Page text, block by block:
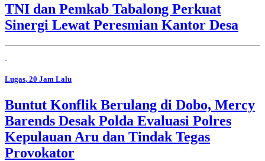
TNI dan Pemkab Tabalong Perkuat
Sinergi Lewat Peresmian Kantor Desa
Lugas, 20 Jam Lalu
Buntut Konflik Berulang di Dobo, Mercy
Barends Desak Polda Evaluasi Polres
Kepulauan Aru dan Tindak Tegas
Provokator